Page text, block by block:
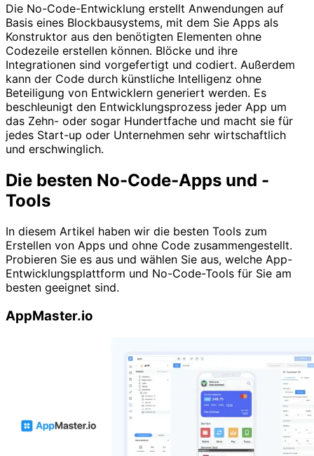
Die No-Code-Entwicklung erstellt Anwendungen auf
Basis eines Blockbausystems, mit dem Sie Apps als
Konstruktor aus den benötigten Elementen ohne
Codezeile erstellen können. Blöcke und ihre
Integrationen sind vorgefertigt und codiert. Außerdem
kann der Code durch künstliche Intelligenz ohne
Beteiligung von Entwicklern generiert werden. Es
beschleunigt den Entwicklungsprozess jeder App um
das Zehn- oder sogar Hundertfache und macht sie für
jedes Start-up oder Unternehmen sehr wirtschaftlich
und erschwinglich.
Die besten No-Code-Apps und -
Tools
In diesem Artikel haben wir die besten Tools zum
Erstellen von Apps und ohne Code zusammengestellt.
Probieren Sie es aus und wählen Sie aus, welche App-
Entwicklungsplattform und No-Code-Tools für Sie am
besten geeignet sind.
AppMaster.io